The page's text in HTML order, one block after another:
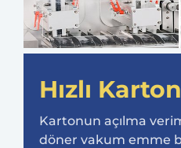
Hızlı
Kartonun açılma
döner vakum emme